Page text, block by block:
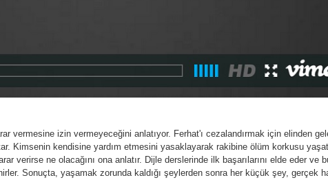
vermesine izin vermeyeceğini anlatıyor. Ferhat'ı cezalandırmak için elinden
Kimsenin kendisine yardım etmesini yasaklayarak rakibine ölüm korkusu
verirse ne olacağını ona anlatır. Dijle derslerinde ilk başarılarını elde eder ve
Sonuçta, yaşamak zorunda kaldığı şeylerden sonra her küçük şey, gerçek